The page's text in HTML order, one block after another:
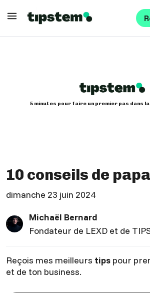
5 minutes pour faire un premier pas dans
10 conseils de papa
dimanche 23 juin 2024
Michaël Bernard
Fondateur de LEXD et de
Reçois mes meilleurs tips pour
et de ton business.